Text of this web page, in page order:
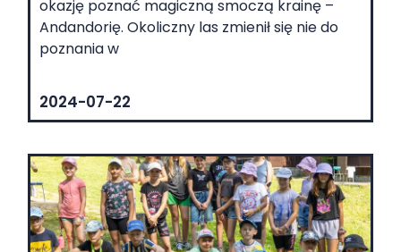
okazję poznać magiczną smoczą krainę –
Andandorię. Okoliczny las zmienił się nie do
poznania w
2024-07-22